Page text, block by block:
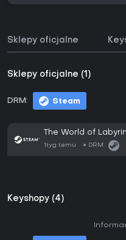
Sklepy oficjalne
Sklepy oficjalne (1)
DRM: Steam
The World of
1tyg temu DRM:
Keyshopy (4)